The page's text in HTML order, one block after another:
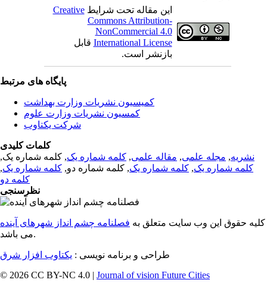
این مقاله تحت شرایطCreative
Commons Attribution-
NonCommercial 4.0
International License قابل
بازنشر است.
پایگاه های مرتبط
کمیسیون نشریات وزارت بهداشت
کمسیون نشریات وزارت علوم
شرکت یکتاوب
کلمات کلیدی
نشریه, مجله علمی, مقاله علمی, کلمه شماره یک, کلمه شماره یک,
کلمه شماره یک, کلمه شماره یک, کلمه شماره دو, کلمه شماره یک,
کلمه دو
نظرسنجی
کلیه حقوق این وب سایت متعلق به فصلنامه چشم انداز شهرهای آینده
می باشد.
طراحی و برنامه نویسی : یکتاوب افزار شرق
© 2026 CC BY-NC 4.0 | Journal of vision Future Cities